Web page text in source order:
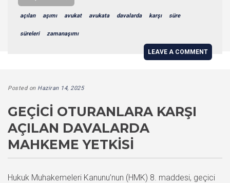
açılan aşımı avukat avukata davalarda karşı süre
süreleri zamanaşımı
LEAVE A COMMENT
Posted on Haziran 14, 2025
GEÇICI OTURANLARA KARŞI
AÇILAN DAVALARDA
MAHKEME YETKISI
Hukuk Muhakemeleri Kanunu’nun (HMK) 8. maddesi, geçici